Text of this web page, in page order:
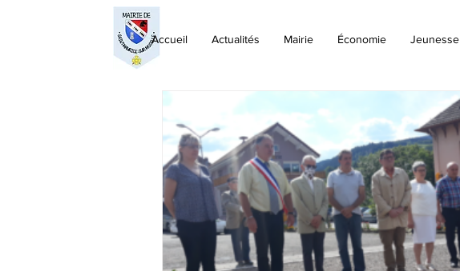
Accueil Actualités Mairie Économie Jeunesse